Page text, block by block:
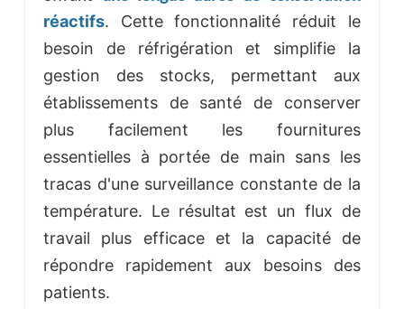
réactifs. Cette fonctionnalité réduit le
besoin de réfrigération et simplifie la
gestion des stocks, permettant aux
établissements de santé de conserver
plus facilement les fournitures
essentielles à portée de main sans les
tracas d'une surveillance constante de la
température. Le résultat est un flux de
travail plus efficace et la capacité de
répondre rapidement aux besoins des
patients.